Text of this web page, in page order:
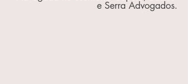
e Serra Advogados.